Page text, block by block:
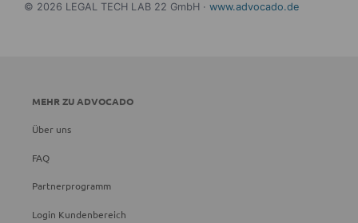
© 2026 LEGAL TECH LAB 22 GmbH · www.advocado.de
MEHR ZU ADVOCADO
Über uns
FAQ
Partnerprogramm
Login Kundenbereich